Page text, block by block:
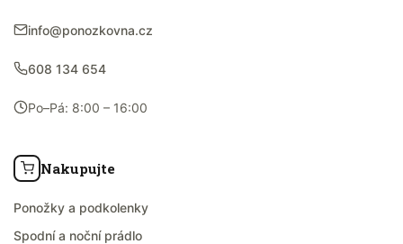
info@ponozkovna.cz
608 134 654
Po–Pá: 8:00 – 16:00
Nakupujte
Ponožky a podkolenky
Spodní a noční prádlo